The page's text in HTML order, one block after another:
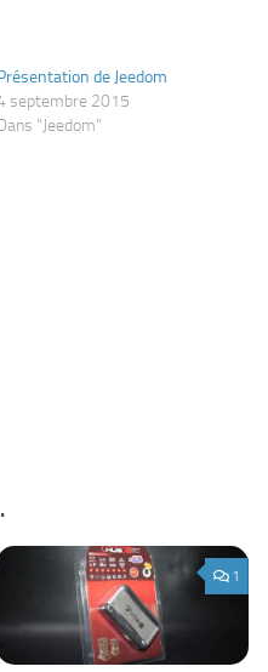
de Jeedom
septembre 2015
"Jeedom"
1